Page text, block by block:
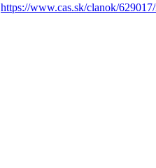
https://www.cas.sk/clanok/